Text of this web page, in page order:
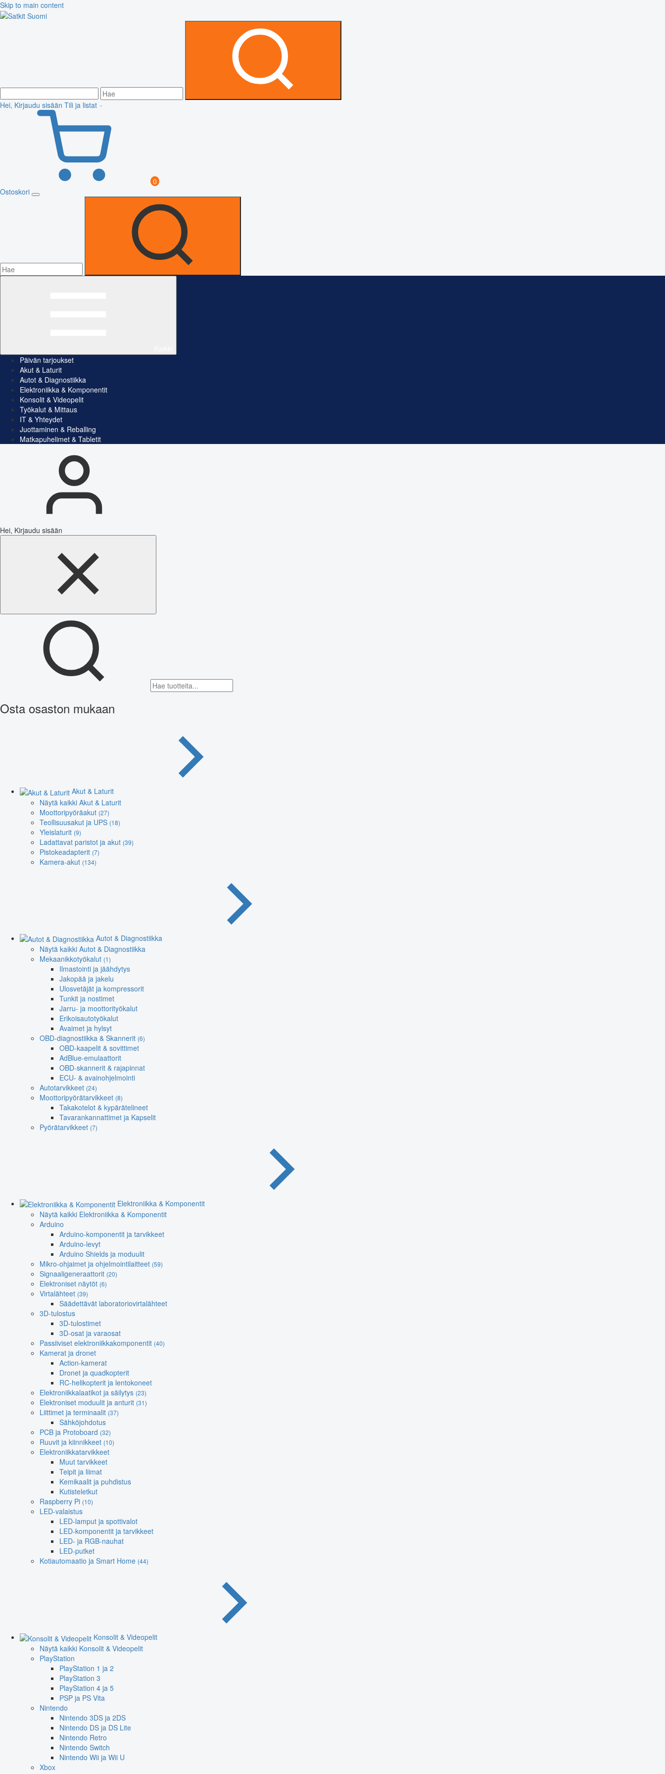
Skip to main content
Hei, Kirjaudu sisään Tili ja listat
0
Ostoskori
Päivän tarjoukset
Akut & Laturit
Autot & Diagnostiikka
Elektroniikka & Komponentit
Konsolit & Videopelit
Työkalut & Mittaus
IT & Yhteydet
Juottaminen & Reballing
Matkapuhelimet & Tabletit
Hei, Kirjaudu sisään
Osta osaston mukaan
Akut & Laturit
Näytä kaikki Akut & Laturit
Moottoripyöräakut (27)
Teollisuusakut ja UPS (18)
Yleislaturit (9)
Ladattavat paristot ja akut (39)
Pistokeadapterit (7)
Kamera-akut (134)
Autot & Diagnostiikka
Näytä kaikki Autot & Diagnostiikka
Mekaanikkotyökalut (1)
Ilmastointi ja jäähdytys
Jakopää ja jakelu
Ulosvetäjät ja kompressorit
Tunkit ja nostimet
Jarru- ja moottorityökalut
Erikoisautotyökalut
Avaimet ja hylsyt
OBD-diagnostiikka & Skannerit (6)
OBD-kaapelit & sovittimet
AdBlue-emulaattorit
OBD-skannerit & rajapinnat
ECU- & avainohjelmointi
Autotarvikkeet (24)
Moottoripyörätarvikkeet (8)
Takakotelot & kypärätelineet
Tavarankannattimet ja Kapselit
Pyörätarvikkeet (7)
Elektroniikka & Komponentit
Näytä kaikki Elektroniikka & Komponentit
Arduino
Arduino-komponentit ja tarvikkeet
Arduino-levyt
Arduino Shields ja moduulit
Mikro-ohjaimet ja ohjelmointilaitteet (59)
Signaaligeneraattorit (20)
Elektroniset näytöt (6)
Virtalähteet (39)
Säädettävät laboratoriovirtalähteet
3D-tulostus
3D-tulostimet
3D-osat ja varaosat
Passiiviset elektroniikkakomponentit (40)
Kamerat ja dronet
Action-kamerat
Dronet ja quadkopterit
RC-helikopterit ja lentokoneet
Elektroniikkalaatikot ja säilytys (23)
Elektroniset moduulit ja anturit (31)
Liittimet ja terminaalit (37)
Sähköjohdotus
PCB ja Protoboard (32)
Ruuvit ja kiinnikkeet (10)
Elektroniikkatarvikkeet
Muut tarvikkeet
Teipit ja liimat
Kemikaalit ja puhdistus
Kutisteletkut
Raspberry Pi (10)
LED-valaistus
LED-lamput ja spottivalot
LED-komponentit ja tarvikkeet
LED- ja RGB-nauhat
LED-putket
Kotiautomaatio ja Smart Home (44)
Konsolit & Videopelit
Näytä kaikki Konsolit & Videopelit
PlayStation
PlayStation 1 ja 2
PlayStation 3
PlayStation 4 ja 5
PSP ja PS Vita
Nintendo
Nintendo 3DS ja 2DS
Nintendo DS ja DS Lite
Nintendo Retro
Nintendo Switch
Nintendo Wii ja Wii U
Xbox